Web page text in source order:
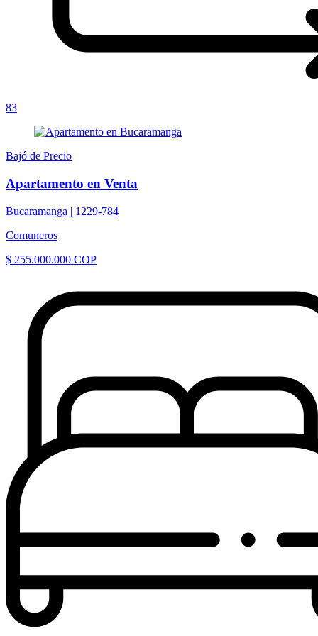
83
Bajó de Precio
Apartamento en Venta
Bucaramanga | 1229-784
Comuneros
$ 255.000.000 COP